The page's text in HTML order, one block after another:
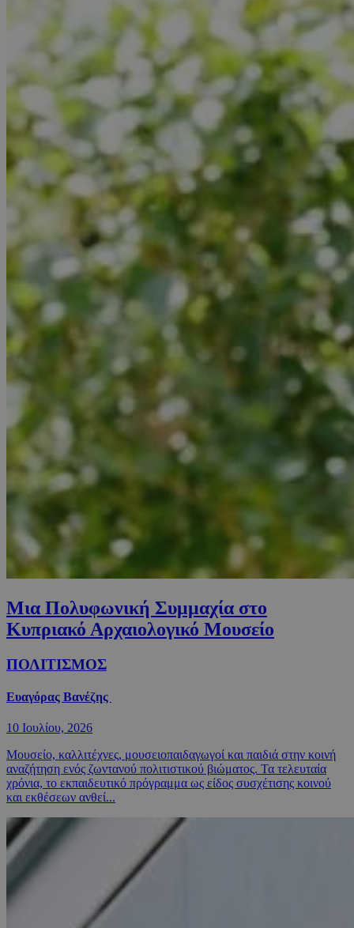
Μια Πολυφωνική Συμμαχία στο
Κυπριακό Αρχαιολογικό Μουσείο
ΠΟΛΙΤΙΣΜΟΣ
Ευαγόρας Βανέζης
10 Ιουλίου, 2026
Μουσείο, καλλιτέχνες, μουσειοπαιδαγωγοί και παιδιά στην κοινή
αναζήτηση ενός ζωντανού πολιτιστικού βιώματος. Τα τελευταία
χρόνια, το εκπαιδευτικό πρόγραμμα ως είδος συσχέτισης κοινού
και εκθέσεων ανθεί...